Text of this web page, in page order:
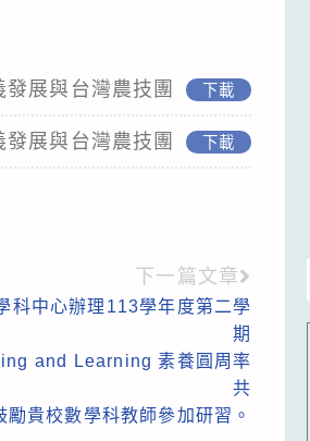
展與台灣農技團 下載
展與台灣農技團 下載
下一篇文章
科中心辦理113學年度第二學
期
and Learning 素養圓周率
共
貴校數學科教師參加研習。